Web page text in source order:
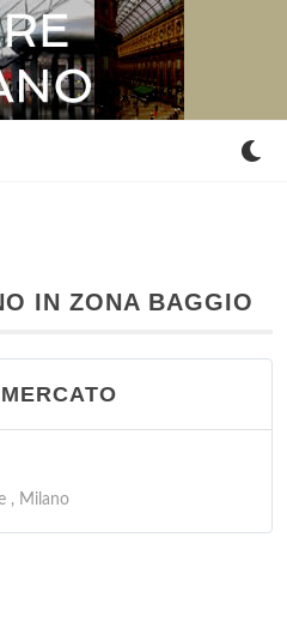
IN ZONA BAGGIO
, Milano